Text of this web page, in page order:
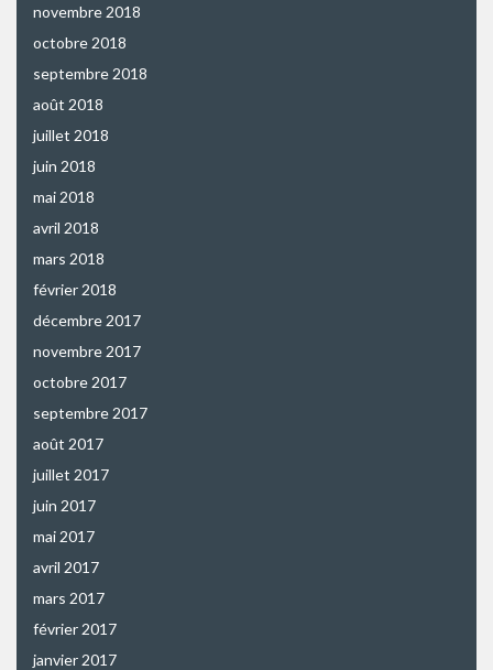
novembre 2018
octobre 2018
septembre 2018
août 2018
juillet 2018
juin 2018
mai 2018
avril 2018
mars 2018
février 2018
décembre 2017
novembre 2017
octobre 2017
septembre 2017
août 2017
juillet 2017
juin 2017
mai 2017
avril 2017
mars 2017
février 2017
janvier 2017